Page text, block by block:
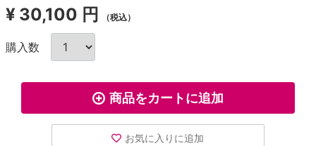
¥ 30,100 円 （税込）
購入数
商品をカートに追加
お気に入りに追加